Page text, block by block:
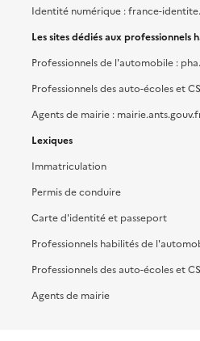
Identité numérique : france-
Les sites dédiés aux professionnels
Professionnels de l'automobile :
Professionnels des auto-écoles et
Agents de mairie :
Lexiques
Immatriculation
Permis de conduire
Carte d'identité et passeport
Professionnels habilités de
Professionnels des auto-écoles et
Agents de mairie